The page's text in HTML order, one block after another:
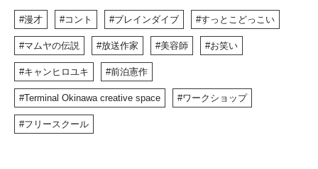
漫才 コント ブレインダイブ すっとこどっこい
マムヤの伝説 放送作家 美容師 お笑い
キャンヒロユキ 前泊憲作
Terminal Okinawa creative space ワークショップ
フリースクール